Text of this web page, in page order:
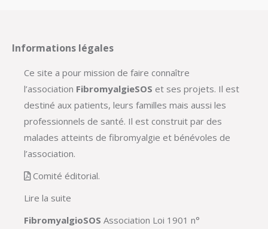
Informations légales
Ce site a pour mission de faire connaître
l’association FibromyalgieSOS et ses projets. Il est
destiné aux patients, leurs familles mais aussi les
professionnels de santé. Il est construit par des
malades atteints de fibromyalgie et bénévoles de
l’association.
Comité éditorial.
Lire la suite
FibromyalgioSOS Association Loi 1901 n°